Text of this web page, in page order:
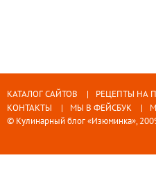
КАТАЛОГ САЙТОВ РЕЦЕПТЫ НА
КОНТАКТЫ
МЫ В ФЕЙСБУК
© Кулинарный блог «Изюминка»,